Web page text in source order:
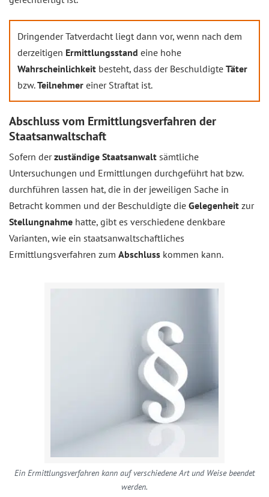
Dringender Tatverdacht liegt dann vor, wenn nach dem
derzeitigen Ermittlungsstand eine hohe
Wahrscheinlichkeit besteht, dass der Beschuldigte Täter
bzw.Teilnehmer einer Straftat ist.
Abschluss vom Ermittlungsverfahren der
Staatsanwaltschaft
Sofern derzuständige Staatsanwalt sämtliche
Untersuchungen und Ermittlungen durchgeführt hat bzw.
durchführen lassen hat, die in der jeweiligen Sache in
Betracht kommen und der Beschuldigte die Gelegenheit zur
Stellungnahme hatte, gibt es verschiedene denkbare
Varianten, wie ein staatsanwaltschaftliches
Ermittlungsverfahren zum Abschluss kommen kann.
Ein Ermittlungsverfahren kann auf verschiedene Art und Weise beendet
werden.